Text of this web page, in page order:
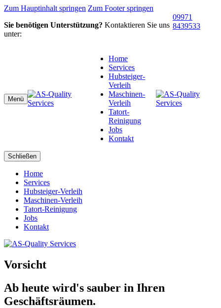
Zum Hauptinhalt springen Zum Footer springen
Sie benötigen Unterstützung? Kontaktieren Sie uns
unter:
09971
8439533
Menü
Home
Services
Hubsteiger-
Verleih
Maschinen-
Verleih
Tatort-
Reinigung
Jobs
Kontakt
Schließen
Home
Services
Hubsteiger-Verleih
Maschinen-Verleih
Tatort-Reinigung
Jobs
Kontakt
Vorsicht
Ab heute wird's sauber in Ihren
Geschäftsräumen.